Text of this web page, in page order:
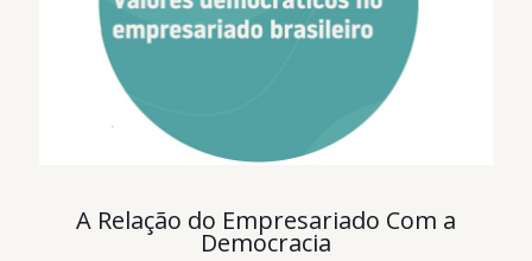
A Relação do Empresariado Com a
Democracia